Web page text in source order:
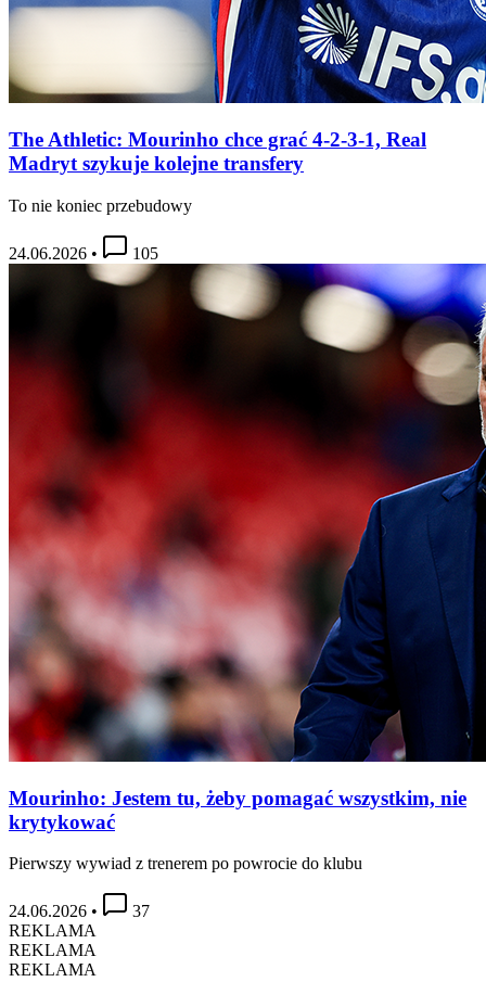
The Athletic: Mourinho chce grać 4-2-3-1, Real
Madryt szykuje kolejne transfery
To nie koniec przebudowy
24.06.2026 • 105
Mourinho: Jestem tu, żeby pomagać wszystkim, nie
krytykować
Pierwszy wywiad z trenerem po powrocie do klubu
24.06.2026 •
37
REKLAMA
REKLAMA
REKLAMA